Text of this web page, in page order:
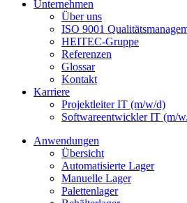
Unternehmen
Über uns
ISO 9001
HEITEC-Gruppe
Referenzen
Glossar
Kontakt
Karriere
Projektleiter IT (m/w/d)
Softwareentwickler IT (m/
Anwendungen
Übersicht
Automatisierte Lager
Manuelle Lager
Palettenlager